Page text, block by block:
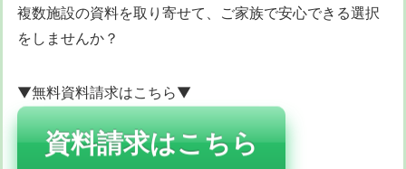
複数施設の資料を取り寄せて、ご家族で安心できる選択
をしませんか？
▼無料資料請求はこちら▼
資料請求はこちら